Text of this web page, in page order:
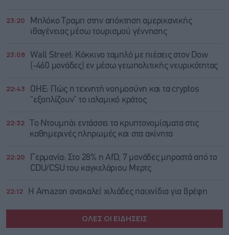
23:20
Μπλόκο Τραμπ στην απόκτηση αμερικανικής
ιθαγένειας μέσω τουρισμού γέννησης
23:08
Wall Street: Κόκκινο ταμπλό με πιέσεις στον Dow
(-460 μονάδες) εν μέσω γεωπολιτικής νευρικότητας
22:43
ΟΗΕ: Πώς η τεχνητή νοημοσύνη και τα cryptos
“εξοπλίζουν” το ισλαμικό κράτος
22:32
Το Ντουμπάι εντάσσει τα κρυπτονομίσματα στις
καθημερινές πληρωμές και στα ακίνητα
22:20
Γερμανία: Στο 28% η AfD, 7 μονάδες μπροστά από το
CDU/CSU του καγκελάριου Μερτς
22:12 Η Amazon ανακαλεί χιλιάδες παιχνίδια για βρέφη
ΟΛΕΣ ΟΙ ΕΙΔΗΣΕΙΣ